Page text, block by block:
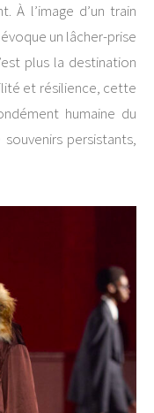
À l’image d’un train
évoque un lâcher-prise
plus la destination
et résilience, cette
humaine du
persistants,